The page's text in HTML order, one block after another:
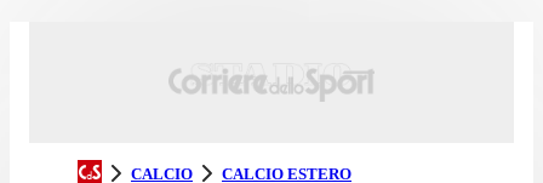
CALCIO CALCIO ESTERO